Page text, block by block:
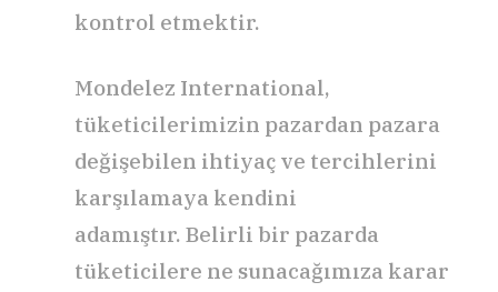
kontrol etmektir.
Mondelez International,
tüketicilerimizin pazardan pazara
değişebilen ihtiyaç ve tercihlerini
karşılamaya kendini
adamıştır. Belirli bir pazarda
tüketicilere ne sunacağımıza karar